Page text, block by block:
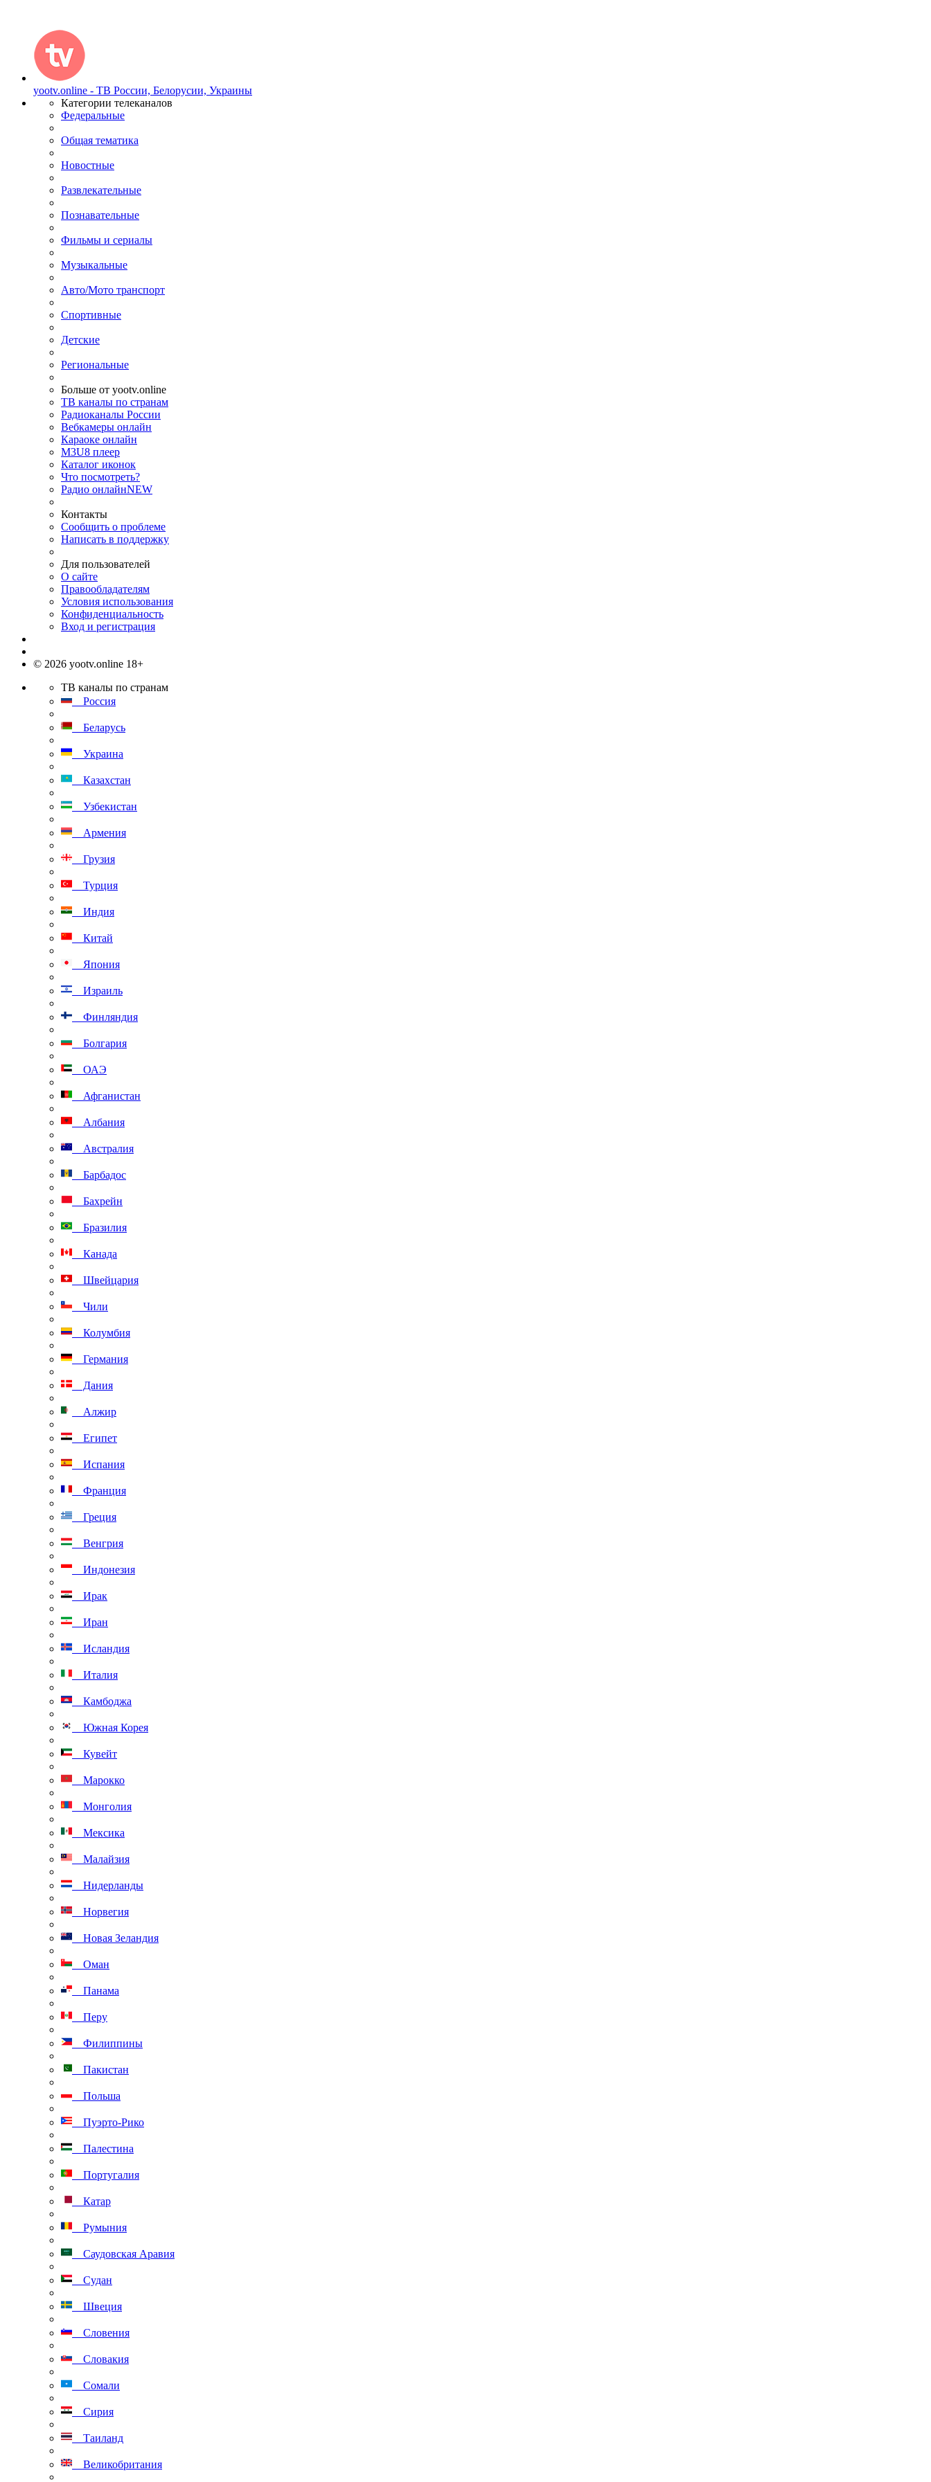
yootv.online - ТВ России, Белорусии, Украины
Категории телеканалов
Федеральные
Общая тематика
Новостные
Развлекательные
Познавательные
Фильмы и сериалы
Музыкальные
Авто/Мото транспорт
Спортивные
Детские
Региональные
Больше от yootv.online
ТВ каналы по странам
Радиоканалы России
Вебкамеры онлайн
Караоке онлайн
M3U8 плеер
Каталог иконок
Что посмотреть?
Радио онлайнNEW
Контакты
Сообщить о проблеме
Написать в поддержку
Для пользователей
О сайте
Правообладателям
Условия использования
Конфиденциальность
Вход и регистрация
© 2026 yootv.online 18+
ТВ каналы по странам
Россия
Беларусь
Украина
Казахстан
Узбекистан
Армения
Грузия
Турция
Индия
Китай
Япония
Израиль
Финляндия
Болгария
ОАЭ
Афганистан
Албания
Австралия
Барбадос
Бахрейн
Бразилия
Канада
Швейцария
Чили
Колумбия
Германия
Дания
Алжир
Египет
Испания
Франция
Греция
Венгрия
Индонезия
Ирак
Иран
Исландия
Италия
Камбоджа
Южная Корея
Кувейт
Марокко
Монголия
Мексика
Малайзия
Нидерланды
Норвегия
Новая Зеландия
Оман
Панама
Перу
Филиппины
Пакистан
Польша
Пуэрто-Рико
Палестина
Португалия
Катар
Румыния
Саудовская Аравия
Судан
Швеция
Словения
Словакия
Сомали
Сирия
Таиланд
Великобритания